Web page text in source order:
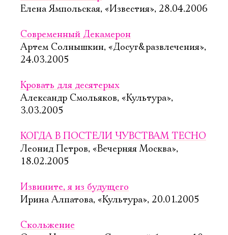
Елена Ямпольская, «Известия», 28.04.2006
Современный Декамерон
Артем Солнышкин, «Досуг&развлечения»,
24.03.2005
Кровать для десятерых
Александр Смольяков, «Культура»,
3.03.2005
КОГДА В ПОСТЕЛИ ЧУВСТВАМ ТЕСНО
Леонид Петров, «Вечерняя Москва»,
18.02.2005
Извините, я из будущего
Ирина Алпатова, «Культура», 20.01.2005
Скольжение